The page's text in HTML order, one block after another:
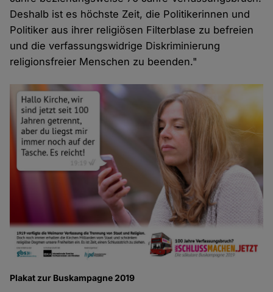
Deshalb ist es höchste Zeit, die Politikerinnen und
Politiker aus ihrer religiösen Filterblase zu befreien
und die verfassungswidrige Diskriminierung
religionsfreier Menschen zu beenden."
Plakat zur Buskampagne 2019